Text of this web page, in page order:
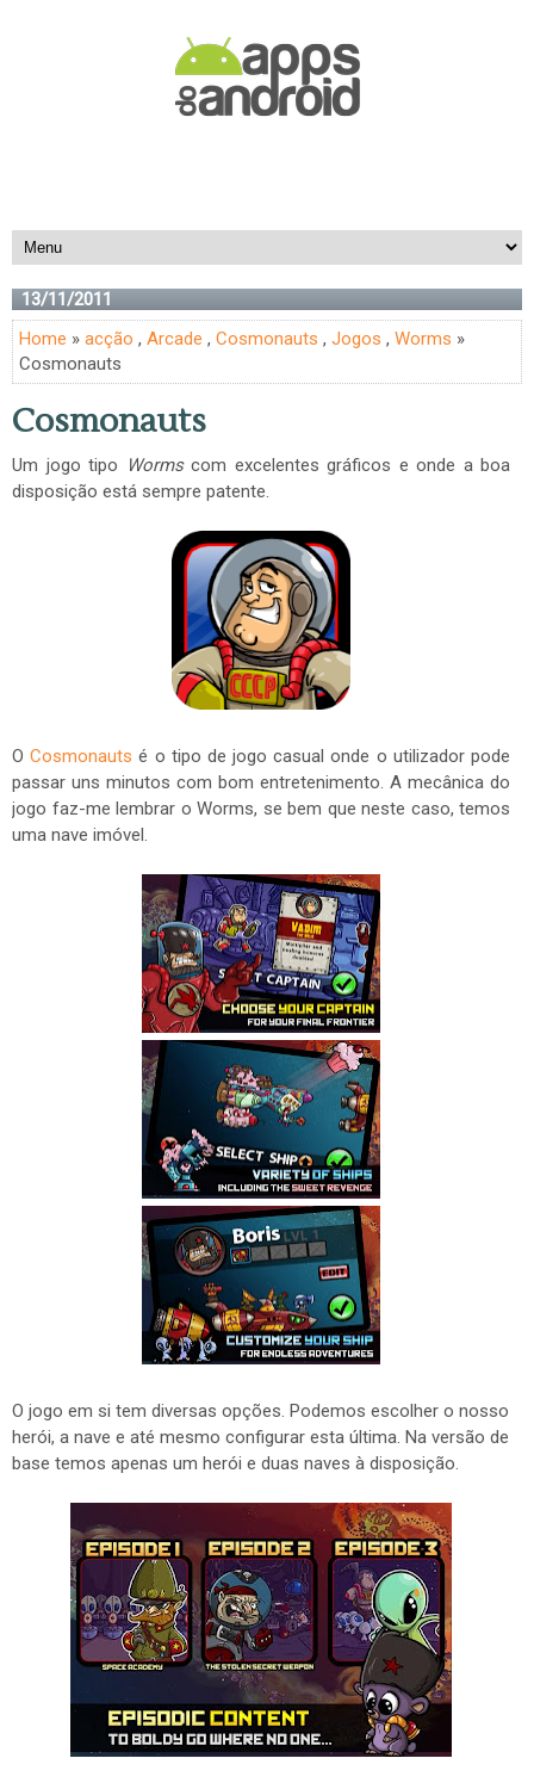
13/11/2011
Home » acção , Arcade , Cosmonauts , Jogos , Worms »
Cosmonauts
Cosmonauts
Um jogo tipo Worms com excelentes gráficos e onde a boa
disposição está sempre patente.
OCosmonautsé o tipo de jogo casual onde o utilizador pode
passar uns minutos com bom entretenimento. A mecânica do
jogo faz-me lembrar o Worms, se bem que neste caso, temos
uma nave imóvel.
O jogo em si tem diversas opções. Podemos escolher o nosso
herói, a nave e até mesmo configurar esta última. Na versão de
base temos apenas um herói e duas naves à disposição.